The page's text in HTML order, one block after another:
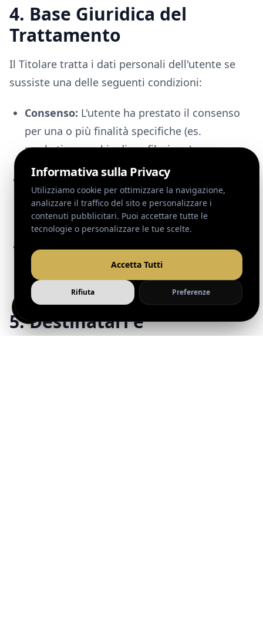
4. Base Giuridica del
Trattamento
Il Titolare tratta i dati personali dell'utente se
sussiste una delle seguenti condizioni:
Consenso: L'utente ha prestato il consenso
per una o più finalità specifiche (es.
marketing, cookie di profilazione).
Esecuzione di un contratto:Per
l'adempimento di misure precontrattuali (es.
preventivi richiesti via form).
Legittimo interesse:Per garantire la
sicurezza del sito e analizzare il traffico in
forma aggregata.
5. Destinatari e
Trasferimento dei Dati